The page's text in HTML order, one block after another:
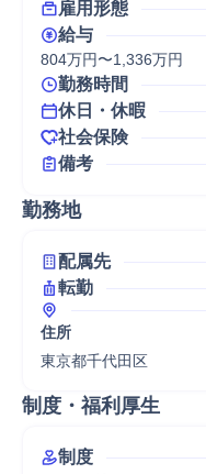
雇用形態
給与
804万円〜1,336万円
勤務時間
休日・休暇
社会保険
備考
勤務地
配属先
転勤
住所
東京都千代田区
制度・福利厚生
制度